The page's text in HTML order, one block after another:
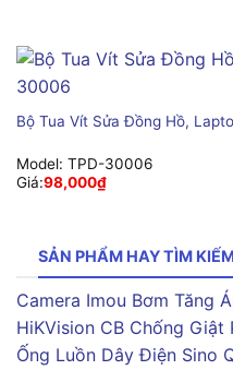
Bộ Tua Vít Sửa Đồng Hồ,
Model: TPD-30006
Giá:98,000₫
SẢN PHẨM HAY TÌM
Camera Imou Bơm Tăng
HiKVision CB Chống Giật
Ống Luồn Dây Điện Sino